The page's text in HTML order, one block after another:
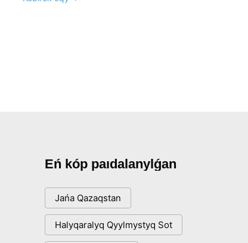
Eń kóp paıdalanylǵan
Jańa Qazaqstan
Halyqaralyq Qyylmystyq Sot